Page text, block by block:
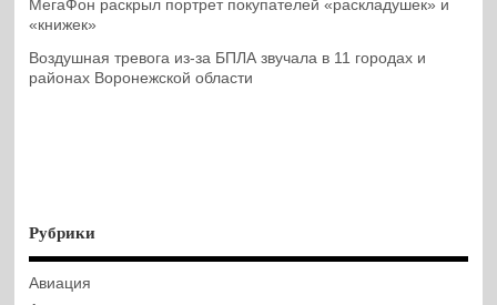
МегаФон раскрыл портрет покупателей «раскладушек» и
«книжек»
Воздушная тревога из-за БПЛА звучала в 11 городах и
районах Воронежской области
Рубрики
Авиация